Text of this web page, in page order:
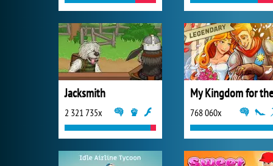
Jacksmith
2 321 735x 768 060x